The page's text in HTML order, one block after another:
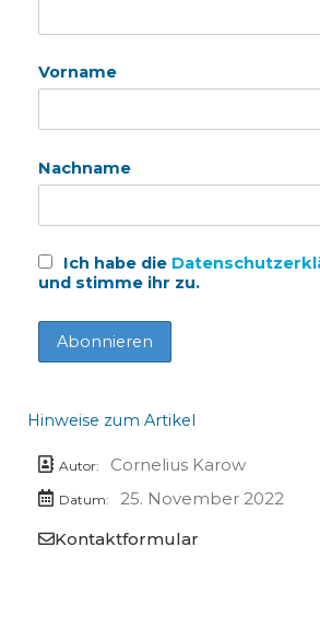
Vorname
Nachname
Ich habe die
und stimme ihr zu.
Hinweise zum Artikel
Autor: Cornelius Karow
Datum:
25. November 2022
Kontaktformular